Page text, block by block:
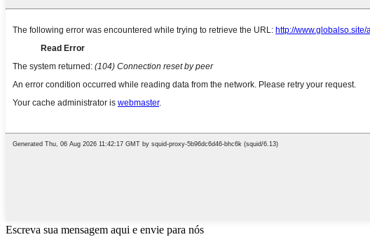
Escreva sua mensagem aqui e envie para nós